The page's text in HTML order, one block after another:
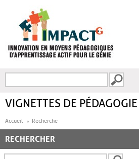
FORMULAIRE DE
VIGNETTES DE
Accueil Recherche
RECHERCHER